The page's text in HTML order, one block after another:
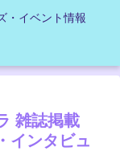
・イベント情報
雑誌掲載
インタビュ